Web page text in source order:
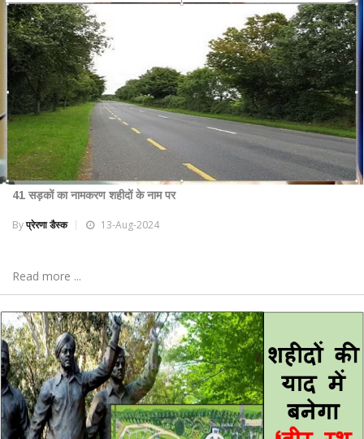
41 सड़कों का नामकरण शहीदों के नाम पर
Byप्रेरणा डैस्क 13-Aug-2024
Read more ...